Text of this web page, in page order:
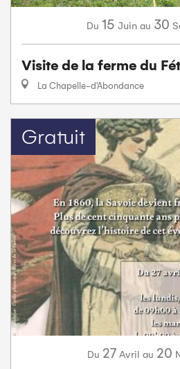
Du 15 Juin au 30
Visite de la ferme du
La Chapelle-d'Abondance
Gratuit
Du 27 Avril au 20